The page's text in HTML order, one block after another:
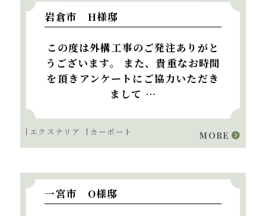
岩倉市 H様邸
この度は外構工事のご発注ありがと
うございます。 また、貴重なお時間
を頂きアンケートにご協力いただき
まして …
エクステリア カーポート MORE
一宮市 O様邸